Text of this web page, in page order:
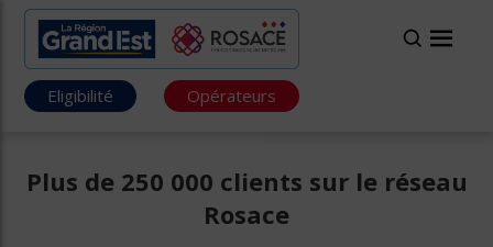
Eligibilité Opérateurs
Plus de 250 000 clients sur le réseau
Rosace